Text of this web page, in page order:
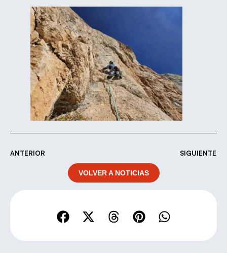
ANTERIOR SIGUIENTE
VOLVER A NOTICIAS